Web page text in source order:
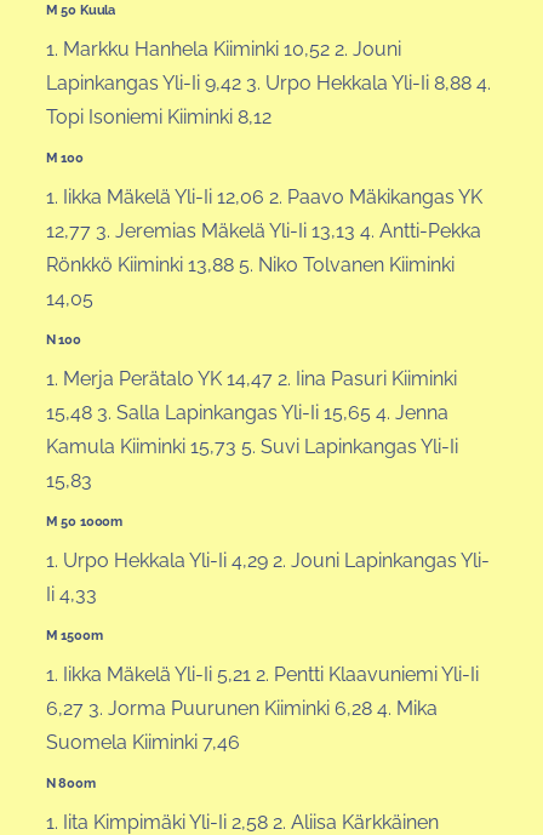
M 50 Kuula
1. Markku Hanhela Kiiminki 10,52 2. Jouni
Lapinkangas Yli-Ii 9,42 3. Urpo Hekkala Yli-Ii 8,88 4.
Topi Isoniemi Kiiminki 8,12
M 100
1. Iikka Mäkelä Yli-Ii 12,06 2. Paavo Mäkikangas YK
12,77 3. Jeremias Mäkelä Yli-Ii 13,13 4. Antti-Pekka
Rönkkö Kiiminki 13,88 5. Niko Tolvanen Kiiminki
14,05
N 100
1. Merja Perätalo YK 14,47 2. Iina Pasuri Kiiminki
15,48 3. Salla Lapinkangas Yli-Ii 15,65 4. Jenna
Kamula Kiiminki 15,73 5. Suvi Lapinkangas Yli-Ii
15,83
M 50 1000m
1. Urpo Hekkala Yli-Ii 4,29 2. Jouni Lapinkangas Yli-
Ii 4,33
M 1500m
1. Iikka Mäkelä Yli-Ii 5,21 2. Pentti Klaavuniemi Yli-Ii
6,27 3. Jorma Puurunen Kiiminki 6,28 4. Mika
Suomela Kiiminki 7,46
N 800m
1. Iita Kimpimäki Yli-Ii 2,58 2. Aliisa Kärkkäinen